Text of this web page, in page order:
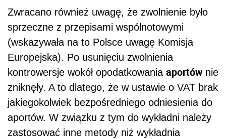
Zwracano również uwagę, że zwolnienie było
sprzeczne z przepisami wspólnotowymi
(wskazywała na to Polsce uwagę Komisja
Europejska). Po usunięciu zwolnienia
kontrowersje wokół opodatkowania aportów nie
zniknęły. A to dlatego, że w ustawie o VAT brak
jakiegokolwiek bezpośredniego odniesienia do
aportów. W związku z tym do wykładni należy
zastosować inne metody niż wykładnia